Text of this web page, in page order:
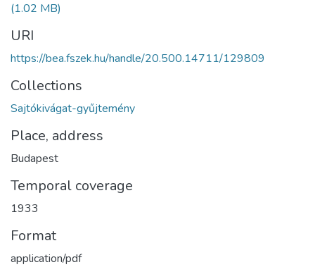
(1.02 MB)
URI
https://bea.fszek.hu/handle/20.500.14711/129809
Collections
Sajtókivágat-gyűjtemény
Place, address
Budapest
Temporal coverage
1933
Format
application/pdf